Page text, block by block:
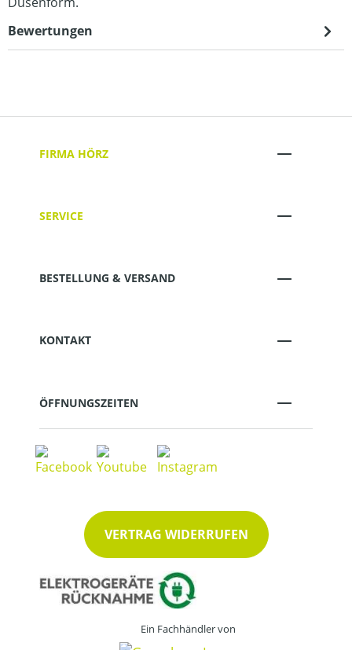
Bewertungen
FIRMA HÖRZ
SERVICE
BESTELLUNG & VERSAND
KONTAKT
ÖFFNUNGSZEITEN
VERTRAG WIDERRUFEN
Ein Fachhändler von